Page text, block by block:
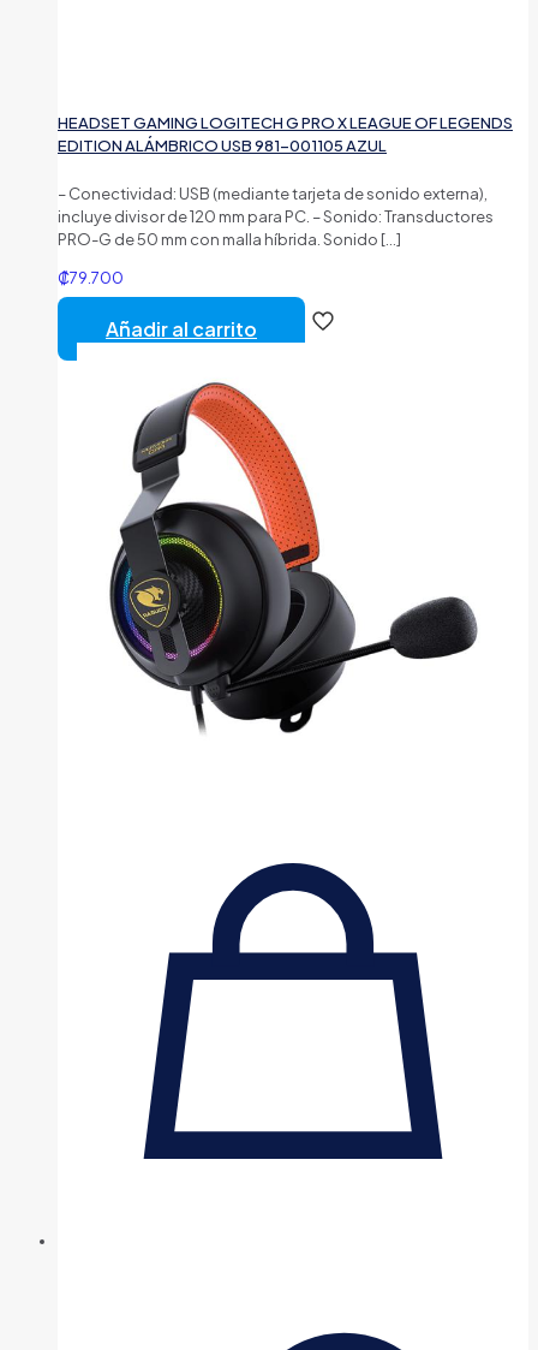
HEADSET GAMING LOGITECH G PRO X LEAGUE OF LEGENDS
EDITION ALÁMBRICO USB 981-001105 AZUL
– Conectividad: USB (mediante tarjeta de sonido externa),
incluye divisor de 120 mm para PC. – Sonido: Transductores
PRO-G de 50 mm con malla híbrida. Sonido […]
₡79.700
Añadir al carrito